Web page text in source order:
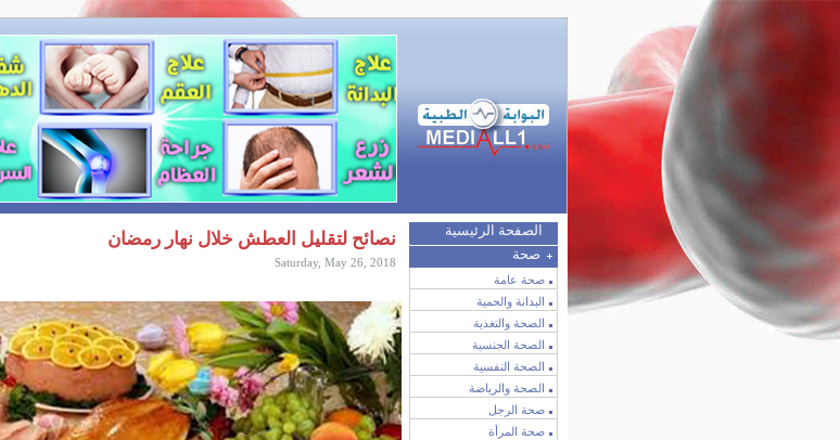
الصفحة الرئيسية
صحة
صحة عامة
البدانة والحمية
الصحة والتغذية
الصحة الجنسية
الصحة النفسية
الصحة والرياضة
صحة الرجل
صحة المرأة
نصائح لتقليل العطش خلال نهار رمضان
Saturday, May 26, 2018